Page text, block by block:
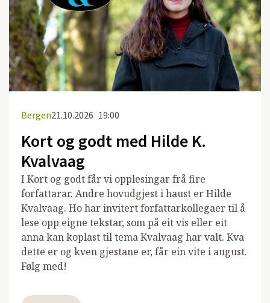
Bergen21.10.2026 19:00
Kort og godt med Hilde K.
Kvalvaag
I Kort og godt får vi opplesingar frå fire
forfattarar. Andre hovudgjest i haust er Hilde
Kvalvaag. Ho har invitert forfattarkollegaer til å
lese opp eigne tekstar, som på eit vis eller eit
anna kan koplast til tema Kvalvaag har valt. Kva
dette er og kven gjestane er, får ein vite i august.
Følg med!